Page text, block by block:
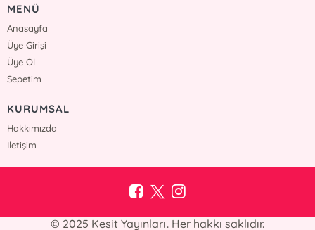
MENÜ
Anasayfa
Üye Girişi
Üye Ol
Sepetim
KURUMSAL
Hakkımızda
İletişim
© 2025 Kesit Yayınları. Her hakkı saklıdır.